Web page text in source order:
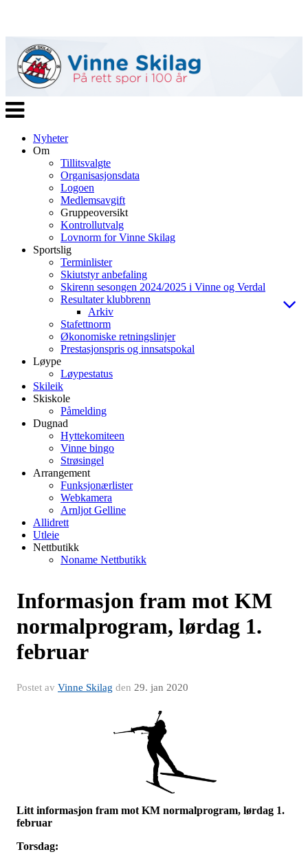
Veksle
navigasjon
Nyheter
Om
Tillitsvalgte
Organisasjonsdata
Logoen
Medlemsavgift
Gruppeoversikt
Kontrollutvalg
Lovnorm for Vinne Skilag
Sportslig
Terminlister
Skiutstyr anbefaling
Skirenn sesongen 2024/2025 i Vinne og Verdal
Resultater klubbrenn
Arkiv
Stafettnorm
Økonomiske retningslinjer
Prestasjonspris og innsatspokal
Løype
Løypestatus
Skileik
Skiskole
Påmelding
Dugnad
Hyttekomiteen
Vinne bingo
Strøsingel
Arrangement
Funksjonærlister
Webkamera
Arnljot Gelline
Allidrett
Utleie
Nettbutikk
Noname Nettbutikk
Informasjon fram mot KM
normalprogram, lørdag 1.
februar
Postet av Vinne Skilag den 29. jan 2020
Litt informasjon fram mot KM normalprogram, lørdag 1.
februar
Torsdag: